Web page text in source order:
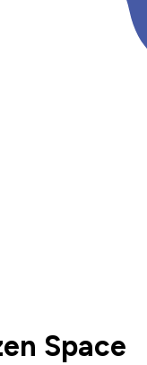
Space